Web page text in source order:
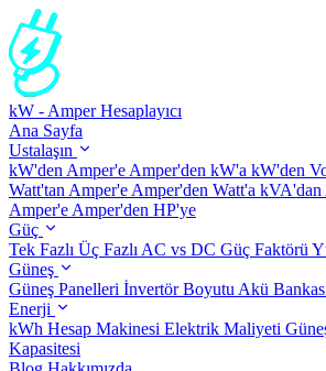
kW - Amper Hesaplayıcı
Ana Sayfa
Ustalaşın
kW'den Amper'e Amper'den kW'a kW'den
Watt'tan Amper'e Amper'den Watt'a kVA'dan
Amper'e Amper'den HP'ye
Güç
Tek Fazlı Üç Fazlı AC vs DC Güç Faktörü
Güneş
Güneş Panelleri İnvertör Boyutu Akü
Enerji
kWh Hesap Makinesi Elektrik Maliyeti
Kapasitesi